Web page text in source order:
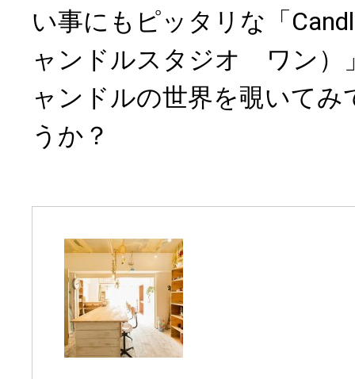
い事にもピッタリな「
ャンドルスタジオ ワン）
ャンドルの世界を覗いて
うか？